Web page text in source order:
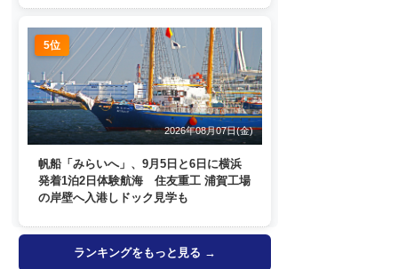
5位
2026年08月07日(金)
帆船「みらいへ」、9月5日と6日に横浜
発着1泊2日体験航海 住友重工 浦賀工場
の岸壁へ入港しドック見学も
ランキングをもっと見る →